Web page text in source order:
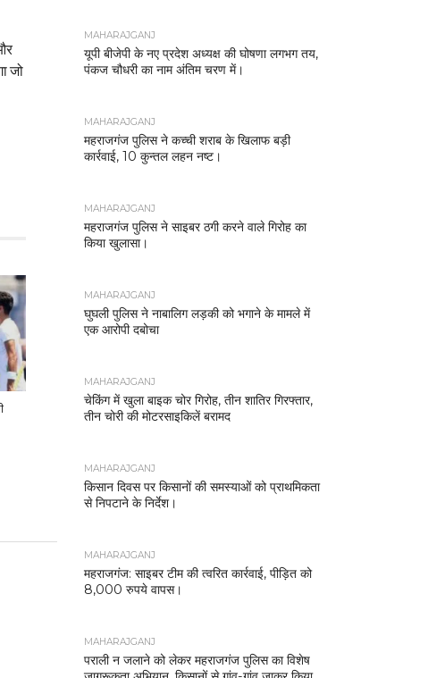
जो
MAHARAJGANJ
यूपी बीजेपी के नए प्रदेश अध्यक्ष की घोषणा लगभग तय,
पंकज चौधरी का नाम अंतिम चरण में।
MAHARAJGANJ
महराजगंज पुलिस ने कच्ची शराब के खिलाफ बड़ी
कार्रवाई, 10 कुन्तल लहन नष्ट।
MAHARAJGANJ
महराजगंज पुलिस ने साइबर ठगी करने वाले गिरोह का
किया खुलासा।
MAHARAJGANJ
घुघली पुलिस ने नाबालिग लड़की को भगाने के मामले में
एक आरोपी दबोचा
MAHARAJGANJ
चेकिंग में खुला बाइक चोर गिरोह, तीन शातिर गिरफ्तार,
तीन चोरी की मोटरसाइकिलें बरामद
MAHARAJGANJ
किसान दिवस पर किसानों की समस्याओं को प्राथमिकता
से निपटाने के निर्देश।
MAHARAJGANJ
महराजगंज: साइबर टीम की त्वरित कार्रवाई, पीड़ित को
8,000 रुपये वापस।
MAHARAJGANJ
पराली न जलाने को लेकर महराजगंज पुलिस का विशेष